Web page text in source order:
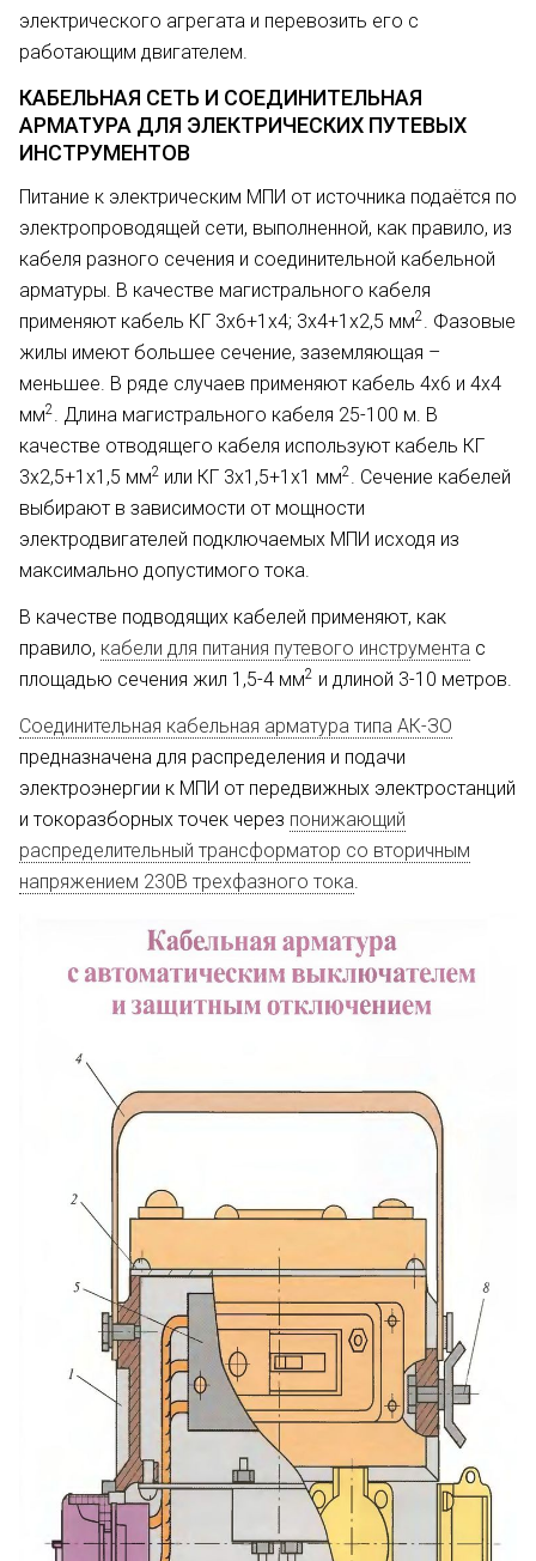
электрического агрегата и перево­зить его с
работающим двигателем.
КАБЕЛЬНАЯ СЕТЬ И СОЕДИНИТЕЛЬНАЯ
АРМАТУРА ДЛЯ ЭЛЕКТРИЧЕСКИХ ПУТЕВЫХ
ИНСТРУМЕНТОВ
Питание к электрическим МПИ от источника подаётся по
электропроводящей сети, выполненной, как правило, из
кабеля разного сечения и соединительной кабельной
арматуры. В качестве магистрального кабеля
применяют кабель КГ 3х6+1х4; 3х4+1х2,5 мм2
. Фазовые
жилы имеют большее сечение, заземляющая –
меньшее. В ряде случаев применяют кабель 4х6 и 4х4
мм2
. Длина магистрального кабеля 25-100 м. В
качестве отводящего кабеля используют кабель КГ
3х2,5+1х1,5 мм2 или КГ 3х1,5+1х1 мм2
. Сечение кабелей
выбирают в зависимости от мощности
электродвигателей подключаемых МПИ исходя из
максимально допустимого тока.
В качестве подводящих кабелей применяют, как
правило, кабели для питания путевого инструмента с
площадью сечения жил 1,5-4 мм2 и длиной 3-10 метров.
Соединительная кабельная арматура типа АК-ЗО
предназначена для распределения и подачи
электроэнергии к МПИ от передвижных электростанций
и токоразборных точек через понижающий
распределительный трансформатор со вторичным
напряжением 230В трехфазного тока